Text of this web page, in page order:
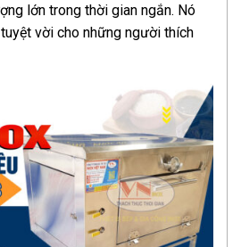
lớn trong thời gian ngắn. Nó
vời cho những người thích